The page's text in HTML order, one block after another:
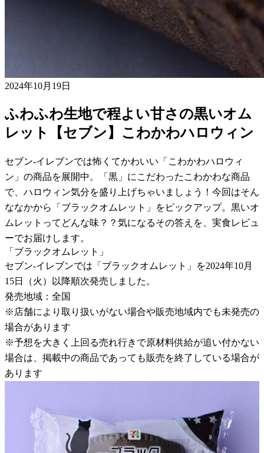
2024年10月19日
ふわふわ生地で程よい甘さの黒いオム
レット【セブン】こわかわハロウィン
セブン-イレブンでは怖くてかわいい「こわかわハロウィ
ン」の商品を展開中。「黒」にこだわったこわかわな商品
で、ハロウィン気分を盛り上げちゃいましょう！今回はそん
ななかから「ブラックオムレット」をピックアップ。黒いオ
ムレットってどんな味？？気になるその答えを、実食レビュ
ーでお届けします。
「ブラックオムレット」
セブン-イレブンでは「ブラックオムレット」を2024年10月
15日（火）以降順次発売しました。
発売地域：全国
※店舗により取り扱いがない場合や販売地域内でも未発売の
場合があります
※予想を大きく上回る売れ行きで原材料供給が追い付かない
場合は、掲載中の商品であっても販売を終了している場合が
あります